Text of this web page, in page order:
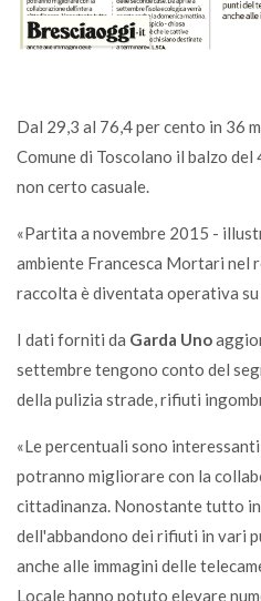
Dal 29,3 al 76,4 per cento in 36
Comune di Toscolano il balzo
non certo casuale.
«Partita a novembre 2015 -
ambiente Francesca Mortari nel
raccolta è diventata operativa
I dati forniti da Garda Uno
settembre tengono conto del
della pulizia strade, rifiuti
«Le percentuali sono
potranno migliorare con la
cittadinanza. Nonostante tutto
dell'abbandono dei rifiuti in vari
anche alle immagini delle
Locale hanno potuto elevare